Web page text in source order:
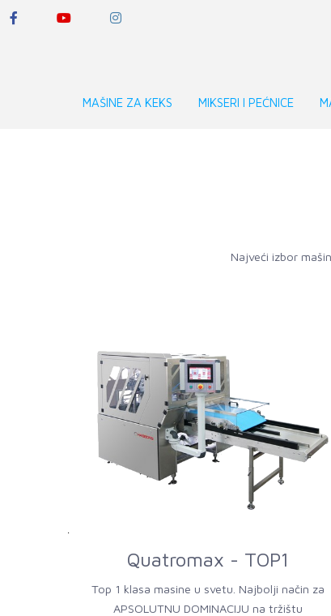
MAŠINE ZA KEKS MIKSERI I PEĆNICE
Najveći izbor
Quatromax - TOP1
Top 1 klasa masine u svetu. Najbolji način za
APSOLUTNU DOMINACIJU na tržištu